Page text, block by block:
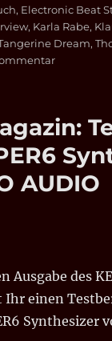
, Electronic Beat
, Karla Rabe,
Dream,
zu
(online)
AUDIO
Ausgabe des
Ihr einen
Synthesizer